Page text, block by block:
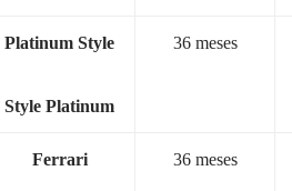
Platinum Style
Style Platinum
36 meses
Ferrari 36 meses